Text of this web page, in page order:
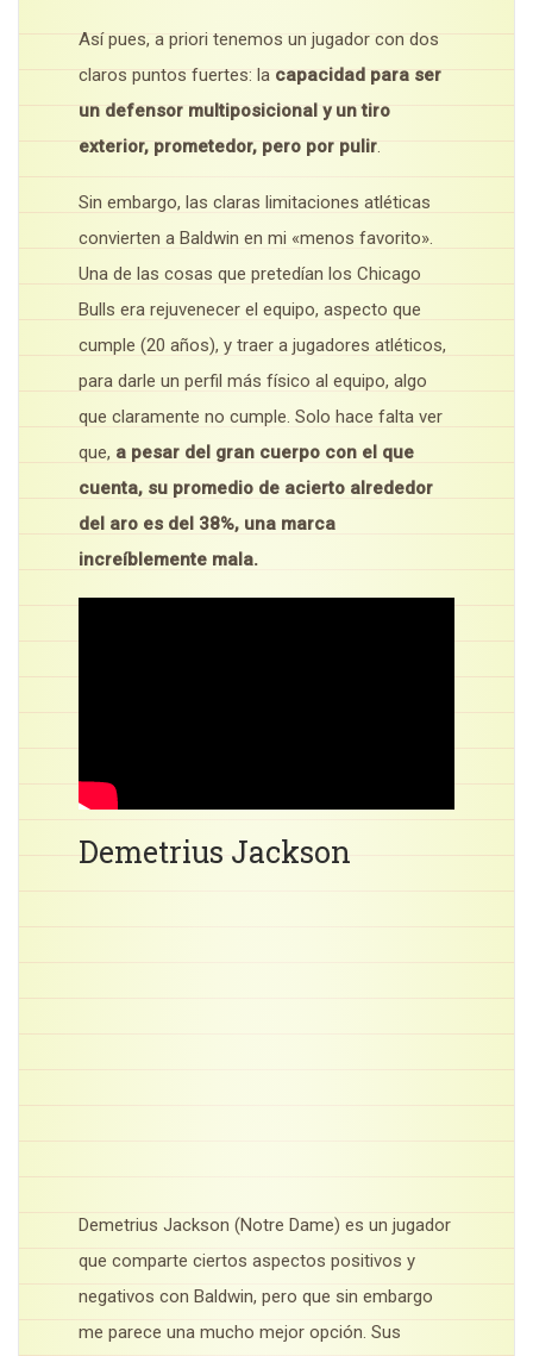
Así pues, a priori tenemos un jugador con dos
claros puntos fuertes: la capacidad para ser
un defensor multiposicional y un tiro
exterior, prometedor, pero por pulir.
Sin embargo, las claras limitaciones atléticas
convierten a Baldwin en mi «menos favorito».
Una de las cosas que pretedían los Chicago
Bulls era rejuvenecer el equipo, aspecto que
cumple (20 años), y traer a jugadores atléticos,
para darle un perfil más físico al equipo, algo
que claramente no cumple. Solo hace falta ver
que, a pesar del gran cuerpo con el que
cuenta, su promedio de acierto alrededor
del aro es del 38%, una marca
increíblemente mala.
Demetrius Jackson
Demetrius Jackson (Notre Dame) es un jugador
que comparte ciertos aspectos positivos y
negativos con Baldwin, pero que sin embargo
me parece una mucho mejor opción. Sus